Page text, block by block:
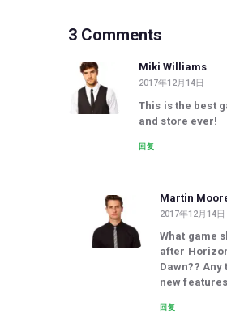
3 Comments
Miki Williams
2017年12月14日
This is the best
and store ever!
回复
Martin
2017年12月14日
What game
after
Dawn?? Any
new
回复